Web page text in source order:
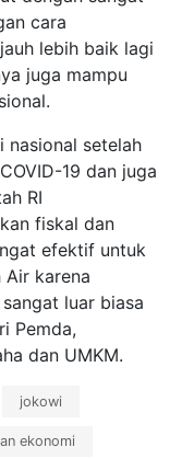
cara
lebih baik lagi
juga mampu
nasional setelah
19 dan juga
RI
fiskal dan
efektif untuk
Air karena
luar biasa
Pemda,
dan UMKM.
jokowi
ekonomi